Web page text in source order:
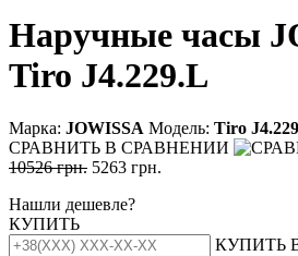
Наручные часы
Tiro J4.229.L
Марка: JOWISSA Модель: Тirо
СРАВНИТЬ В СРАВНЕНИИ
10526 грн. 5263 грн.
Нашли дешевле?
КУПИТЬ
КУПИТЬ